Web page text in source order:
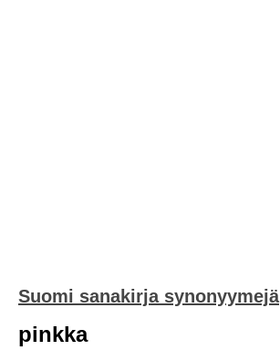
Suomi sanakirja synonyymejä
pinkka